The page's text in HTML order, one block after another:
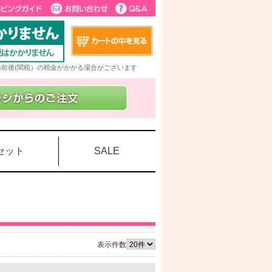
後(関税）の税金がかかる場合がございます
ット SALE
表示件数